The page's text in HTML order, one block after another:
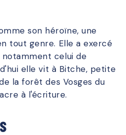
son héroïne, une
tout genre. Elle a exercé
celui de
elle vit à Bitche, petite
la forêt des Vosges du
à l'écriture.